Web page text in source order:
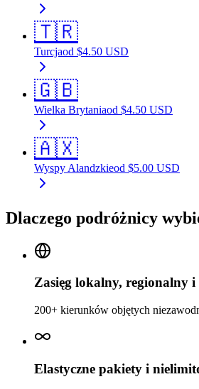
🇹🇷
Turcjaod $4.50 USD
🇬🇧
Wielka Brytaniaod $4.50 USD
🇦🇽
Wyspy Alandzkieod $5.00 USD
Dlaczego podróżnicy
Zasięg lokalny, regionalny
200+ kierunków objętych
Elastyczne pakiety i